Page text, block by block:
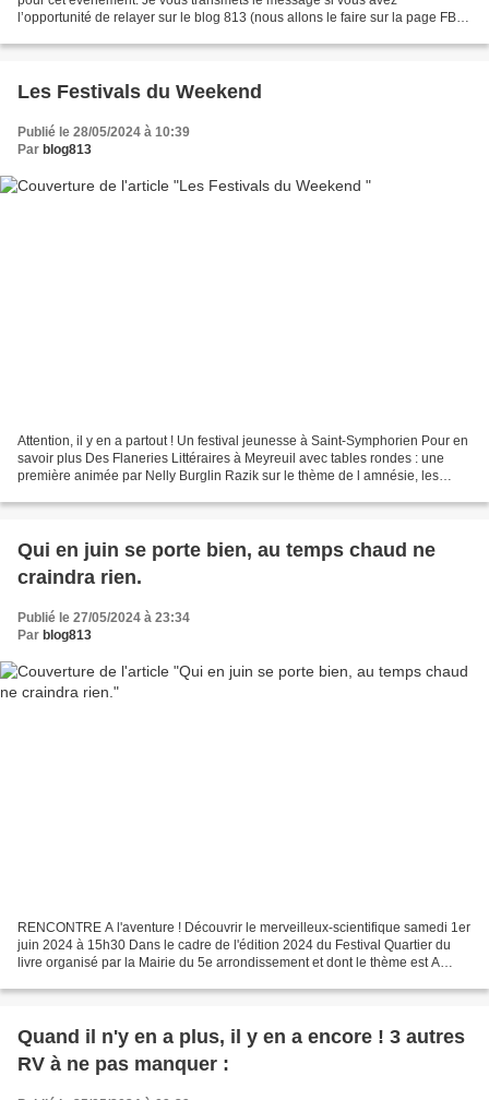
l’opportunité de relayer sur le blog 813 (nous allons le faire sur la page FB et
Les Festivals du Weekend
Publié le 28/05/2024 à 10:39
Par blog813
Attention, il y en a partout ! Un festival jeunesse à Saint-Symphorien Pour en
savoir plus Des Flaneries Littéraires à Meyreuil avec tables rondes : une
première animée par Nelly Burglin Razik sur le thème de l amnésie, les
Qui en juin se porte bien, au temps chaud ne
craindra rien.
Publié le 27/05/2024 à 23:34
Par blog813
RENCONTRE A l'aventure ! Découvrir le merveilleux-scientifique samedi 1er
juin 2024 à 15h30 Dans le cadre de l'édition 2024 du Festival Quartier du
livre organisé par la Mairie du 5e arrondissement et dont le thème est A
Quand il n'y en a plus, il y en a encore ! 3 autres
RV à ne pas manquer :